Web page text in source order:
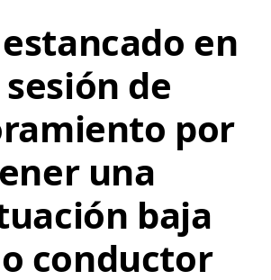
en
de
por
una
baja
conductor